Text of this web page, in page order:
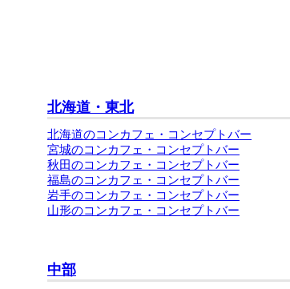
北海道・東北
北海道のコンカフェ・コンセプトバー
宮城のコンカフェ・コンセプトバー
秋田のコンカフェ・コンセプトバー
福島のコンカフェ・コンセプトバー
岩手のコンカフェ・コンセプトバー
山形のコンカフェ・コンセプトバー
中部